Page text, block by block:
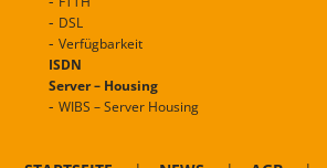
DSL
Verfügbarkeit
ISDN
Server – Housing
WIBS – Server Housing